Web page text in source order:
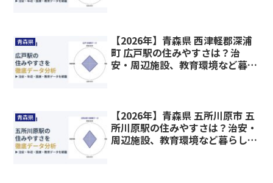
青森県
【2026年】青森県 西津軽郡深浦
町 広戸駅の住みやすさは？治
安・周辺施設、教育環境など暮ら
青森県
【2026年】青森県 五所川原市 五
所川原駅の住みやすさは？治安・
周辺施設、教育環境など暮らしに